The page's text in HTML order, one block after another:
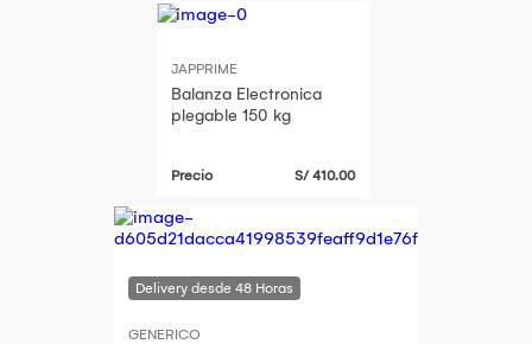
JAPPRIME
Balanza Electronica
plegable 150 kg
Precio S/ 410.00
GENERICO